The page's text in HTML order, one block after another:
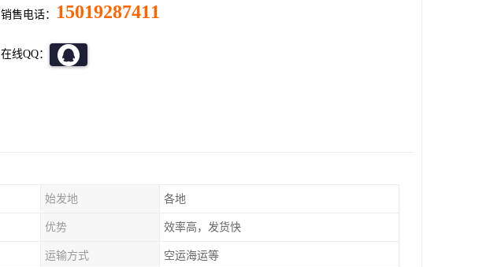
销售电话： 15019287411
在线QQ：
始发地 各地
优势 效率高，发货快
运输方式 空运海运等